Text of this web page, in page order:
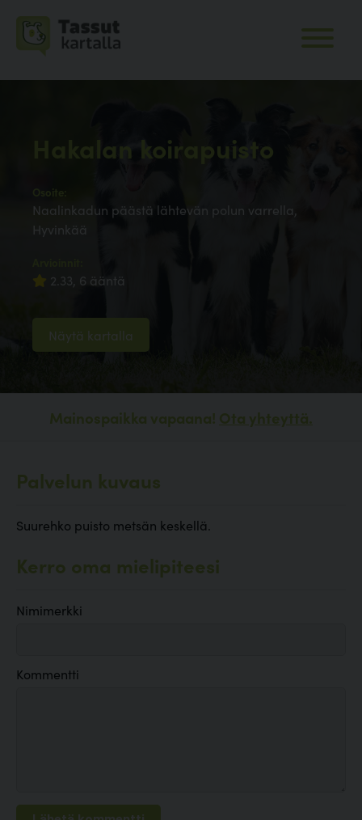
Hakalan koirapuisto
Osoite:
Naalinkadun päästä lähtevän polun varrella,
Hyvinkää
2.33, 6 ääntä
Näytä kartalla
Mainospaikka vapaana! Ota yhteyttä.
Palvelun kuvaus
Suurehko puisto metsän keskellä.
Kerro oma mielipiteesi
Nimimerkki
Kommentti